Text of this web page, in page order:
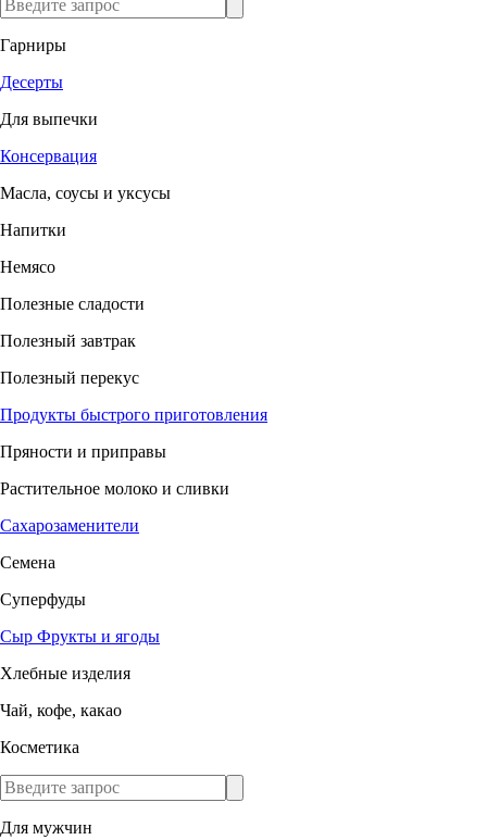
Гарниры
Десерты
Для выпечки
Консервация
Масла, соусы и уксусы
Напитки
Немясо
Полезные сладости
Полезный завтрак
Полезный перекус
Продукты быстрого приготовления
Пряности и приправы
Растительное молоко и сливки
Сахарозаменители
Семена
Суперфуды
Сыр Фрукты и ягоды
Хлебные изделия
Чай, кофе, какао
Косметика
Для мужчин